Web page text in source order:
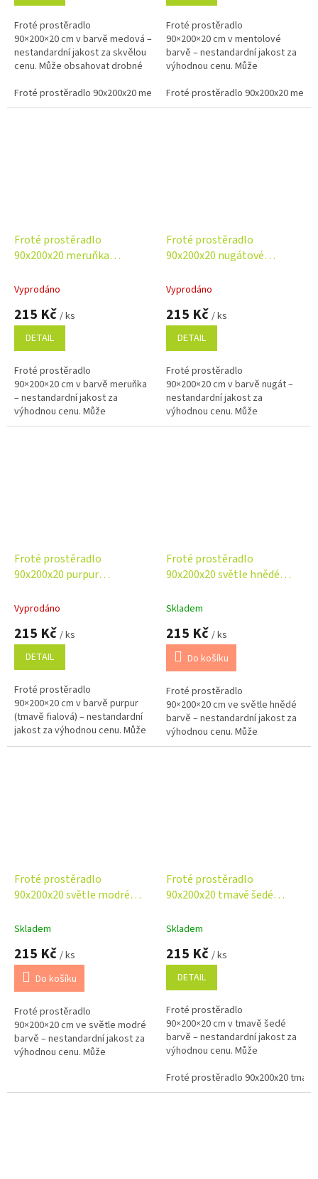
Froté prostěradlo
90×200×20 cm v barvě medová –
nestandardní jakost za skvělou
cenu. Může obsahovat drobné
funkčnost. Kvalitní, savý a
pružný...
Froté prostěradlo 90x200x20 medové Nestandard
Froté prostěradlo
90×200×20 cm v mentolové
barvě – nestandardní jakost za
výhodnou cenu. Může
vady bez vlivu na funkčnost.
Příjemný, savý a...
Froté prostěradlo 90x200x20
Froté prostěradlo
90x200x20 meruňka
Vyprodáno
215 Kč / ks
DETAIL
Froté prostěradlo
90×200×20 cm v barvě meruňka
– nestandardní jakost za
výhodnou cenu. Může
obsahovat drobné opravitelné
Froté prostěradlo
90x200x20 nugátové
Vyprodáno
215 Kč / ks
DETAIL
Froté prostěradlo
90×200×20 cm v barvě nugát –
nestandardní jakost za
výhodnou cenu. Může
obsahovat drobné opravitelné
Froté prostěradlo
90x200x20 purpur
Vyprodáno
215 Kč / ks
DETAIL
Froté prostěradlo
90×200×20 cm v barvě purpur
(tmavě fialová) – nestandardní
jakost za výhodnou cenu. Může
obsahovat drobné opravitelné
Froté prostěradlo
90x200x20 světle hnědé
Skladem
215 Kč / ks
Do košíku
Froté prostěradlo
90×200×20 cm ve světle hnědé
barvě – nestandardní jakost za
výhodnou cenu. Může
obsahovat drobné opravitelné
Froté prostěradlo
90x200x20 světle modré
Skladem
215 Kč / ks
Do košíku
Froté prostěradlo
90×200×20 cm ve světle modré
barvě – nestandardní jakost za
výhodnou cenu. Může
Příjemný, savý a...
Froté prostěradlo
90x200x20 tmavě šedé
Skladem
215 Kč / ks
DETAIL
Froté prostěradlo
90×200×20 cm v tmavě šedé
barvě – nestandardní jakost za
výhodnou cenu. Může
vady bez vlivu na funkčnost.
Kvalitní, savý a...
Froté prostěradlo 90x200x20